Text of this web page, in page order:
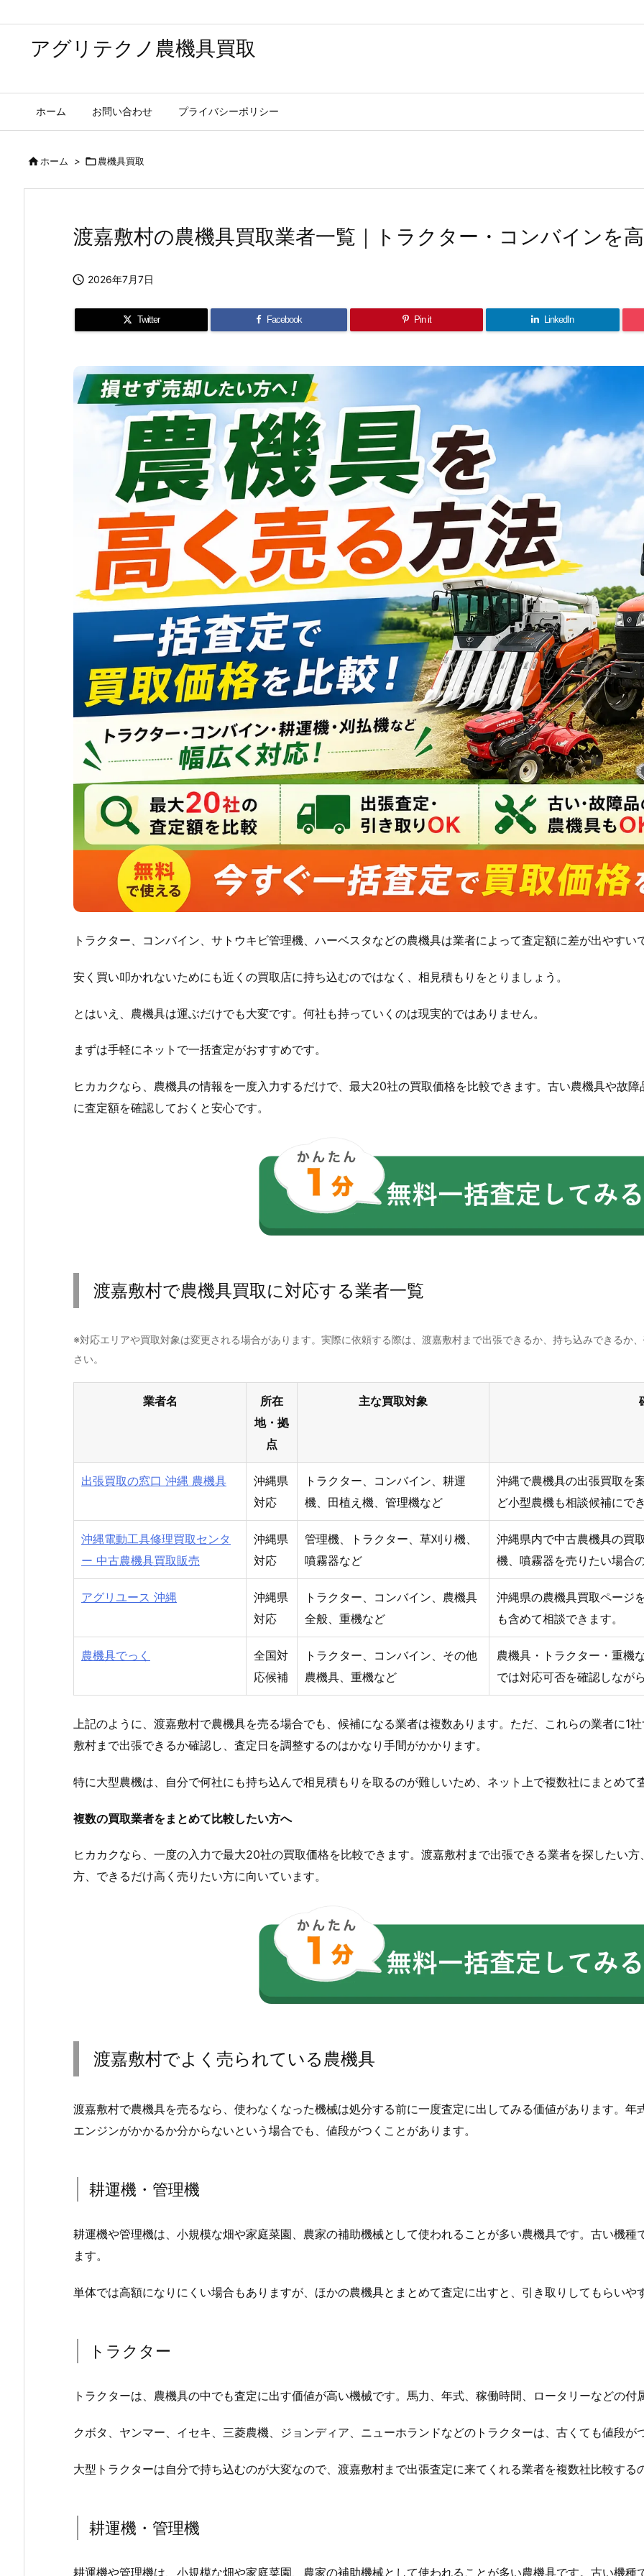
アグリテクノ農機具買取
ホーム お問い合わせ プライバシーポリシー
ホーム > 農機具買取
渡嘉敷村の農機具買取業者一覧｜トラクター・コンバインを
 2026年7月7日
Twitter Facebook Pin it LinkedIn
トラクター、コンバイン、サトウキビ管理機、ハーベスタなどの農機具は業者によって査定額に差が出やすい
安く買い叩かれないためにも近くの買取店に持ち込むのではなく、相見積もりをとりましょう。
とはいえ、農機具は運ぶだけでも大変です。何社も持っていくのは現実的ではありません。
まずは手軽にネットで一括査定がおすすめです。
ヒカカクなら、農機具の情報を一度入力するだけで、最大20社の買取価格を比較できます。古い農機具や故
に査定額を確認しておくと安心です。
渡嘉敷村で農機具買取に対応する業者一覧
※対応エリアや買取対象は変更される場合があります。実際に依頼する際は、渡嘉敷村まで出張できるか、持ち込みできるか
さい。
業者名
所在
地・拠
点
主な買取対象
出張買取の窓口 沖縄 農機具
沖縄県
対応
トラクター、コンバイン、耕運
機、田植え機、管理機など
沖縄で農機具の出張買取を
ど小型農機も相談候補にで
沖縄電動工具修理買取センタ
ー 中古農機具買取販売
沖縄県
対応
管理機、トラクター、草刈り機、
噴霧器など
沖縄県内で中古農機具の買
機、噴霧器を売りたい場合
アグリユース 沖縄
沖縄県
対応
トラクター、コンバイン、農機具
全般、重機など
沖縄県の農機具買取ページ
も含めて相談できます。
農機具でっく
全国対
応候補
トラクター、コンバイン、その他
農機具、重機など
農機具・トラクター・重機
では対応可否を確認しなが
上記のように、渡嘉敷村で農機具を売る場合でも、候補になる業者は複数あります。ただ、これらの業者に1
敷村まで出張できるか確認し、査定日を調整するのはかなり手間がかかります。
特に大型農機は、自分で何社にも持ち込んで相見積もりを取るのが難しいため、ネット上で複数社にまとめ
複数の買取業者をまとめて比較したい方へ
ヒカカクなら、一度の入力で最大20社の買取価格を比較できます。渡嘉敷村まで出張できる業者を探したい
方、できるだけ高く売りたい方に向いています。
渡嘉敷村でよく売られている農機具
渡嘉敷村で農機具を売るなら、使わなくなった機械は処分する前に一度査定に出してみる価値があります。
エンジンがかかるか分からないという場合でも、値段がつくことがあります。
耕運機・管理機
耕運機や管理機は、小規模な畑や家庭菜園、農家の補助機械として使われることが多い農機具です。古い機
ます。
単体では高額になりにくい場合もありますが、ほかの農機具とまとめて査定に出すと、引き取りしてもらいや
トラクター
トラクターは、農機具の中でも査定に出す価値が高い機械です。馬力、年式、稼働時間、ロータリーなどの
クボタ、ヤンマー、イセキ、三菱農機、ジョンディア、ニューホランドなどのトラクターは、古くても値段が
大型トラクターは自分で持ち込むのが大変なので、渡嘉敷村まで出張査定に来てくれる業者を複数社比較する
耕運機・管理機
耕運機や管理機は、小規模な畑や家庭菜園、農家の補助機械として使われることが多い農機具です。古い機